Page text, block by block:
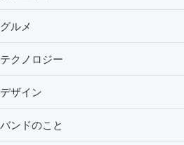
グルメ
テクノロジー
デザイン
バンドのこと